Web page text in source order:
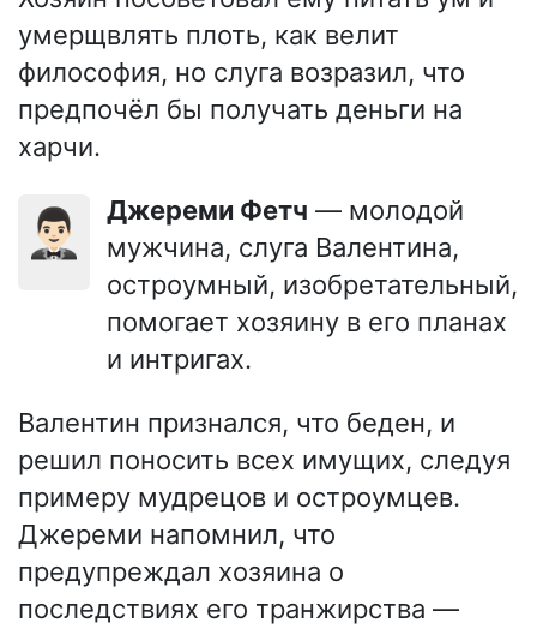
умерщвлять плоть, как велит
философия, но слуга возразил, что
предпочёл бы получать деньги на
харчи.
🤵🏻‍♂️ Джереми Фетч — молодой
мужчина, слуга Валентина,
остроумный, изобретательный,
помогает хозяину в его планах
и интригах.
Валентин признался, что беден, и
решил поносить всех имущих, следуя
примеру мудрецов и остроумцев.
Джереми напомнил, что
предупреждал хозяина о
последствиях его транжирства —